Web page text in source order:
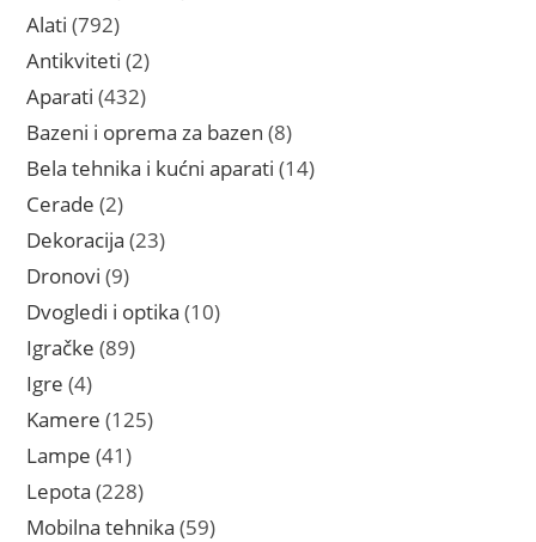
Alati 792792
proizvoda
Antikviteti 22
proizvoda
Aparati 432432
proizvoda
Bazeni i oprema za bazen 88
proizvoda
Bela tehnika i kućni aparati 1414
Cerade 22
proizvoda
Dekoracija 2323
Dronovi 99
proizvoda
Dvogledi i optika 1010
Igračke 8989
Igre 44
proizvoda
Kamere 125125
Lampe 4141
proizvod
Lepota 228228
proizvoda
Mobilna tehnika 5959